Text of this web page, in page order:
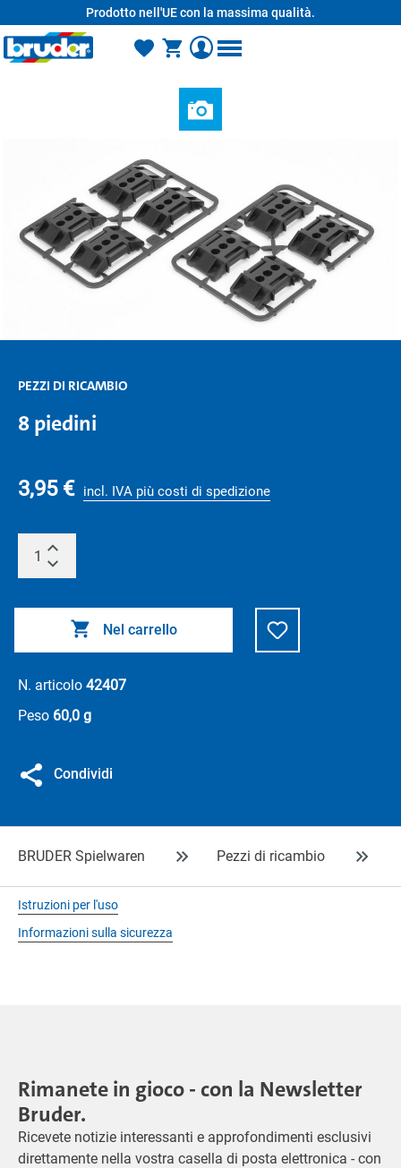
Prodotto nell'UE con la massima qualità.
PEZZI DI RICAMBIO
8 piedini
3,95 € incl. IVA più costi di spedizione
Nel carrello
N. articolo 42407
Peso 60,0 g
Condividi
BRUDER Spielwaren Pezzi di ricambio
Istruzioni per l'uso
Informazioni sulla sicurezza
Rimanete in gioco - con la Newsletter
Bruder.
Ricevete notizie interessanti e approfondimenti esclusivi
direttamente nella vostra casella di posta elettronica - con